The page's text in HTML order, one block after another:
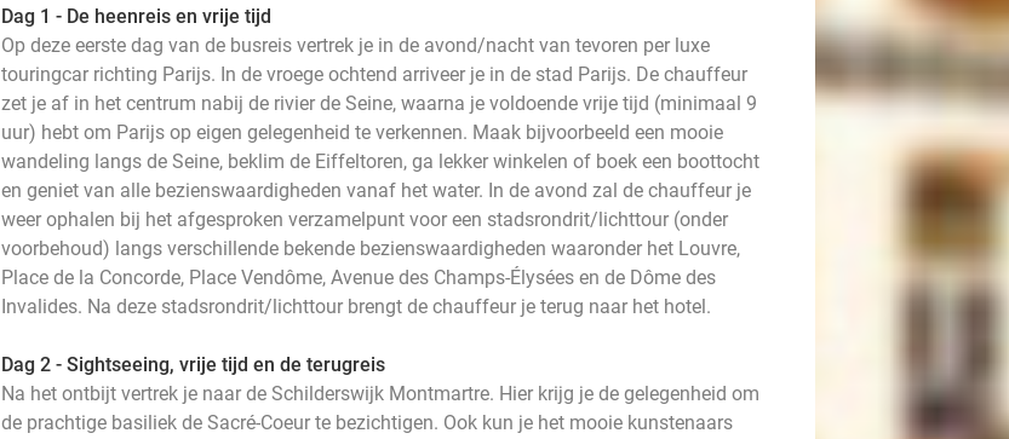
Dag 1 - De heenreis en vrije tijd
Op deze eerste dag van de busreis vertrek je in de avond/nacht van tevoren per luxe
touringcar richting Parijs. In de vroege ochtend arriveer je in de stad Parijs. De chauffeur
zet je af in het centrum nabij de rivier de Seine, waarna je voldoende vrije tijd (minimaal 9
uur) hebt om Parijs op eigen gelegenheid te verkennen. Maak bijvoorbeeld een mooie
wandeling langs de Seine, beklim de Eiffeltoren, ga lekker winkelen of boek een boottocht
en geniet van alle bezienswaardigheden vanaf het water. In de avond zal de chauffeur je
weer ophalen bij het afgesproken verzamelpunt voor een stadsrondrit/lichttour (onder
voorbehoud) langs verschillende bekende bezienswaardigheden waaronder het Louvre,
Place de la Concorde, Place Vendôme, Avenue des Champs-Élysées en de Dôme des
Invalides. Na deze stadsrondrit/lichttour brengt de chauffeur je terug naar het hotel.
Dag 2 - Sightseeing, vrije tijd en de terugreis
Na het ontbijt vertrek je naar de Schilderswijk Montmartre. Hier krijg je de gelegenheid om
de prachtige basiliek de Sacré-Coeur te bezichtigen. Ook kun je het mooie kunstenaars